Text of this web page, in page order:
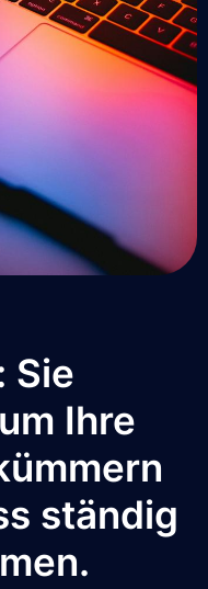
Sie
Ihre
ständig